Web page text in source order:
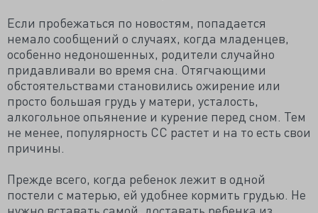
Если пробежаться по новостям, попадается
немало сообщений о случаях, когда младенцев,
особенно недоношенных, родители случайно
придавливали во время сна. Отягчающими
обстоятельствами становились ожирение или
просто большая грудь у матери, усталость,
алкогольное опьянение и курение перед сном. Тем
не менее, популярность СС растет и на то есть свои
причины.
Прежде всего, когда ребенок лежит в одной
постели с матерью, ей удобнее кормить грудью. Не